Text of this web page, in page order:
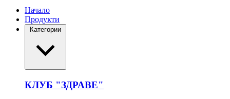
Начало
Продукти
Категории
КЛУБ "ЗДРАВЕ"